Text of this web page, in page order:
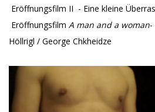
Eröffnungsfilm II - Eine kleine
Eröffnungsfilm A man and a woman-
Höllrigl / George Chkheidze